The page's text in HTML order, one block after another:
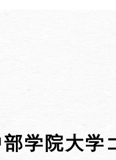
部学院大